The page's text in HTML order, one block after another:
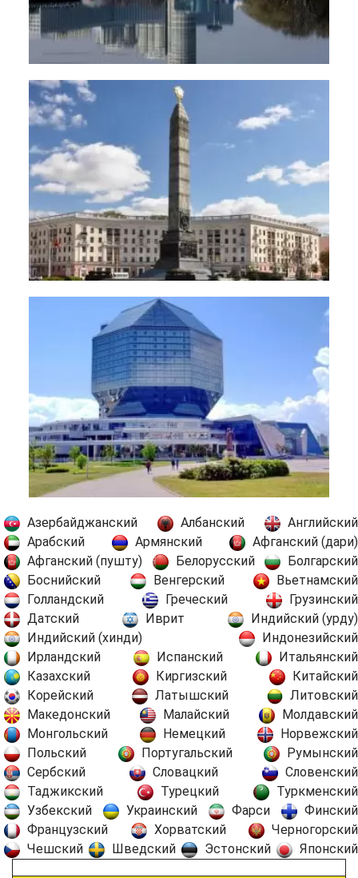
Азербайджанский Албанский
Английский
Арабский
Армянский
Афганский (дари)
Афганский (пушту)
Белорусский
Болгарский
Боснийский
Венгерский
Вьетнамский
Голландский
Греческий
Грузинский
Датский
Иврит
Индийский (урду)
Индийский (хинди)
Индонезийский
Ирландский
Испанский
Итальянский
Казахский
Киргизский
Китайский
Корейский
Латышский
Литовский
Македонский
Малайский
Молдавский
Монгольский
Немецкий
Норвежский
Польский
Португальский
Румынский
Сербский
Словацкий
Словенский
Таджикский
Турецкий
Туркменский
Узбекский
Украинский Фарси
Финский
Французский
Хорватский
Черногорский
Чешский
Шведский Эстонский Японский